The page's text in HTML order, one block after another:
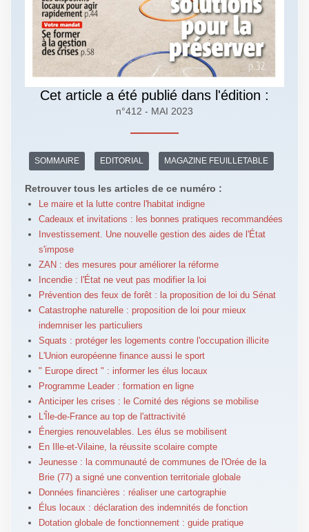
Cet article a été publié dans l'édition :
n°412 - MAI 2023
SOMMAIRE EDITORIAL MAGAZINE FEUILLETABLE
Retrouver tous les articles de ce numéro :
Le maire et la lutte contre l'habitat indigne
Cadeaux et invitations : les bonnes pratiques recommandées
Investissement. Une nouvelle gestion des aides de l'État
s'impose
ZAN : des mesures pour améliorer la réforme
Incendie : l'État ne veut pas modifier la loi
Prévention des feux de forêt : la proposition de loi du Sénat
Catastrophe naturelle : proposition de loi pour mieux
indemniser les particuliers
Squats : protéger les logements contre l'occupation illicite
L'Union européenne finance aussi le sport
" Europe direct " : informer les élus locaux
Programme Leader : formation en ligne
Anticiper les crises : le Comité des régions se mobilise
L'Île-de-France au top de l'attractivité
Énergies renouvelables. Les élus se mobilisent
En Ille-et-Vilaine, la réussite scolaire compte
Jeunesse : la communauté de communes de l'Orée de la
Brie (77) a signé une convention territoriale globale
Données financières : réaliser une cartographie
Élus locaux : déclaration des indemnités de fonction
Dotation globale de fonctionnement : guide pratique